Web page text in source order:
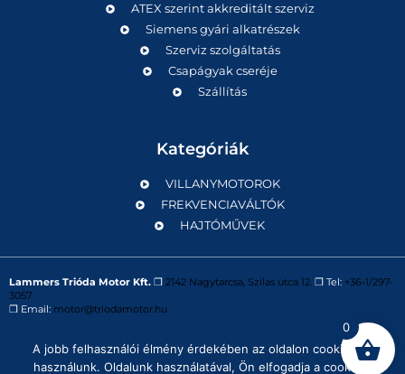
ATEX szerint akkreditált szerviz
Siemens gyári alkatrészek
Szerviz szolgáltatás
Csapágyak cseréje
Szállítás
Kategóriák
VILLANYMOTOROK
FREKVENCIAVÁLTÓK
HAJTÓMŰVEK
Lammers Trióda Motor Kft. ❒ 2142 Nagytarcsa, Szilas utca 12. ❒ Tel: +36-1/297-
3057
❒ Email: motor@triodamotor.hu
Powered byDigit-Now Kft.
0
A jobb felhasználói élmény érdekében az oldalon cookie-kat
használunk. Oldalunk használatával, Ön elfogadja a cookie-k